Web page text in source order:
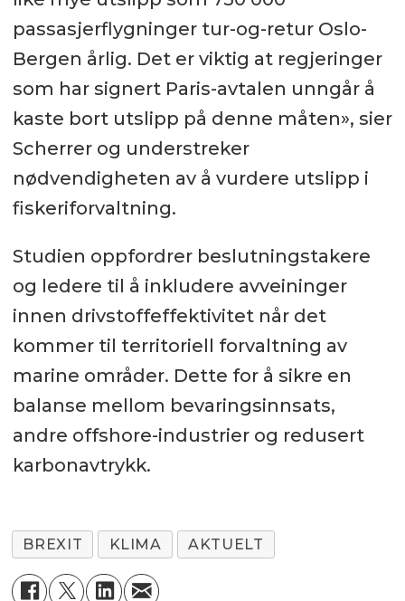
passasjerflygninger tur-og-retur Oslo-
Bergen årlig. Det er viktig at regjeringer
som har signert Paris-avtalen unngår å
kaste bort utslipp på denne måten», sier
Scherrer og understreker
nødvendigheten av å vurdere utslipp i
fiskeriforvaltning.
Studien oppfordrer beslutningstakere
og ledere til å inkludere avveininger
innen drivstoffeffektivitet når det
kommer til territoriell forvaltning av
marine områder. Dette for å sikre en
balanse mellom bevaringsinnsats,
andre offshore-industrier og redusert
karbonavtrykk.
BREXIT KLIMA AKTUELT